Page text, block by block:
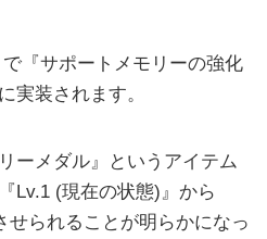
『サポートメモリーの強化
実装されます。
ーメダル』というアイテム
Lv.1 (現在の状態)』から
せられることが明らかになっ